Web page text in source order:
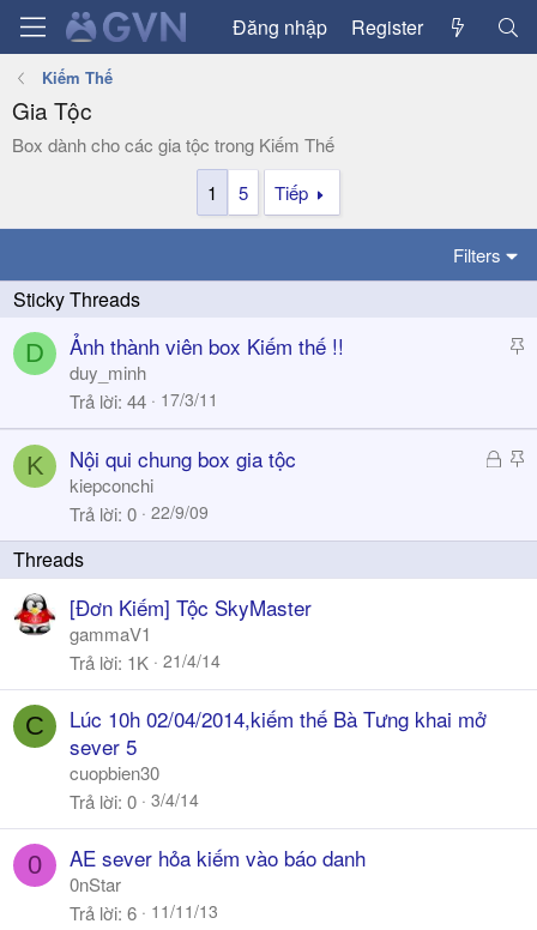
Đăng nhập Register
Kiếm Thế
Gia Tộc
Box dành cho các gia tộc trong Kiếm Thế
1
5 Tiếp
Filters
D
S
c
k
Ảnh thành viên box Kiếm thế !!
duy_minh
Trả lời 44 17/3/11
K
Đ
h
a
S
c
y
Nội qui chung box gia tộc
kiepconchi
Trả lời 0 22/9/09
[Đơn Kiếm] Tộc SkyMaster
gammaV1
Trả lời 1K 21/4/14
C
Lúc 10h 02/04/2014,kiếm thế Bà Tưng khai mở
sever 5
cuopbien30
Trả lời 0 3/4/14
0 AE sever hỏa kiếm vào báo danh
0nStar
Trả lời 6 11/11/13